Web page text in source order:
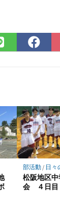
LINE
で
で
部活動/ 日々
松阪地区
会 ４日目